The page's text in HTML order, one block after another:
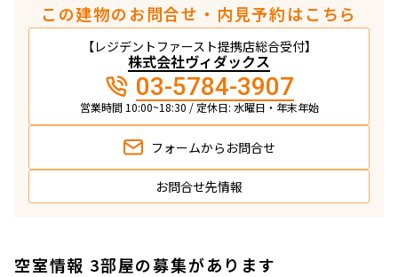
この建物のお問合せ・内見予約はこちら
【レジデントファースト提携店総合受付】
株式会社ヴィダックス
03-5784-3907
営業時間 10:00~18:30 / 定休日: 水曜日・年末年始
フォームから お問合せ
お問合せ先情報
空室情報 3部屋の募集があります